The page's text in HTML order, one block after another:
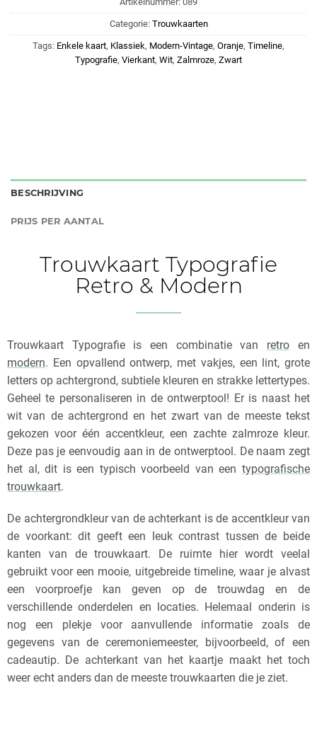
Categorie: Trouwkaarten
Tags: Enkele kaart, Klassiek, Modern-Vintage, Oranje, Timeline,
Typografie, Vierkant, Wit, Zalmroze, Zwart
BESCHRIJVING
PRIJS PER AANTAL
Trouwkaart Typografie
Retro & Modern
Trouwkaart Typografie is een combinatie van retro en
modern. Een opvallend ontwerp, met vakjes, een lint, grote
letters op achtergrond, subtiele kleuren en strakke lettertypes.
Geheel te personaliseren in de ontwerptool! Er is naast het
wit van de achtergrond en het zwart van de meeste tekst
gekozen voor één accentkleur, een zachte zalmroze kleur.
Deze pas je eenvoudig aan in de ontwerptool. De naam zegt
het al, dit is een typisch voorbeeld van een typografische
trouwkaart.
De achtergrondkleur van de achterkant is de accentkleur van
de voorkant: dit geeft een leuk contrast tussen de beide
kanten van de trouwkaart. De ruimte hier wordt veelal
gebruikt voor een mooie, uitgebreide timeline, waar je alvast
een voorproefje kan geven op de trouwdag en de
verschillende onderdelen en locaties. Helemaal onderin is
nog een plekje voor aanvullende informatie zoals de
gegevens van de ceremoniemeester, bijvoorbeeld, of een
cadeautip. De achterkant van het kaartje maakt het toch
weer echt anders dan de meeste trouwkaarten die je ziet.